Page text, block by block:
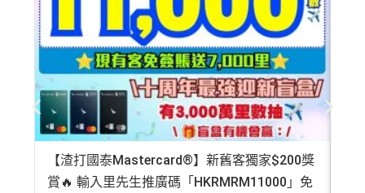
【渣打國泰Mastercard®】新舊客獨家$200獎
賞🔥 輸入里先生推廣碼「HKRMRM11000」免